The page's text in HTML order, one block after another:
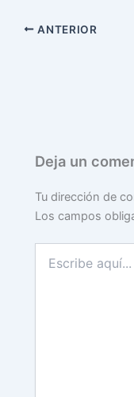
ANTERIOR
Deja un
Tu dirección de
Los campos
aquí...